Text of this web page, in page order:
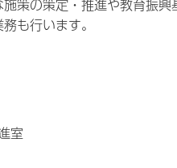
策の策定・推進や教育振
も行います。
室